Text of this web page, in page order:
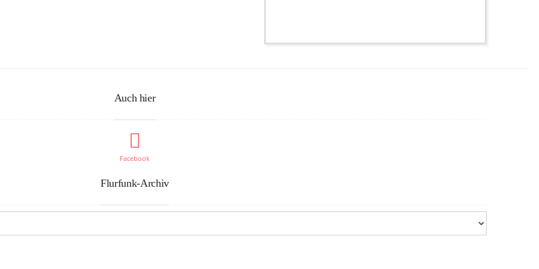
Auch hier
Facebook
Flurfunk-Archiv